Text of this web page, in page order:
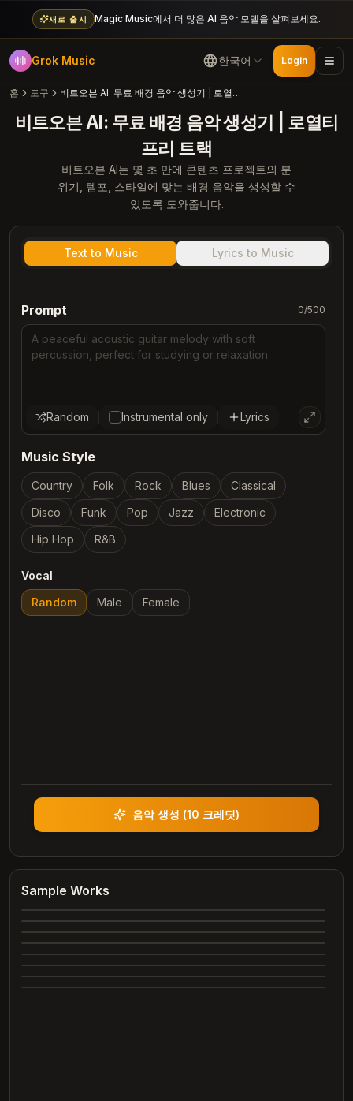
새로 출시 Magic Music에서 더 많은 AI 음악 모델을 살펴보세요.
Grok Music 한국어 Login
홈 도구 비트오븐 AI: 무료 배경 음악 생성기 | 로열티 프리 트랙
비트오븐 AI: 무료 배경 음악 생성기 | 로열티
프리 트랙
비트오븐 AI는 몇 초 만에 콘텐츠 프로젝트의 분
위기, 템포, 스타일에 맞는 배경 음악을 생성할 수
있도록 도와줍니다.
Text to Music Lyrics to Music
Prompt 0/500
Random Instrumental only Lyrics
Music Style
Country Folk Rock Blues
Classical
Disco
Funk Pop Jazz
Electronic
Hip Hop
R&B
Vocal
Random
Male Female
음악 생성 (10 크레딧)
Sample Works
Heartbreak Souvenirs
4:12
Complete
3:42
Complete
Summer Dreams
3:28
Complete
Neon Nights
4:05
Complete
Echoes of Yesterday
4:00
Complete
Dance All Night
3:24
Complete
Whispering Trees
2:26
Marry Me
2:31